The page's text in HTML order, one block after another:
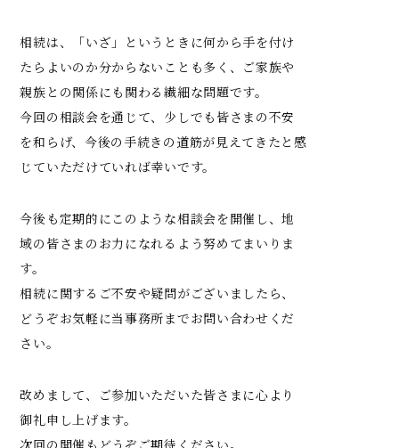
相続は、「いざ」というときに何から手を付け
たらよいのか分からないことも多く、ご家族や
親族との関係にも関わる繊細な問題です。
今回の相談会を通じて、少しでも皆さまの不安
を和らげ、今後の手続きの道筋が見えてきたと感
じていただけていれば幸いです。
今後も定期的にこのような相談会を開催し、地
域の皆さまのお力になれるよう努めてまいりま
す。
相続に関するご不安や疑問がございましたら、
どうぞお気軽に当事務所までお問い合わせくだ
さい。
改めまして、ご参加いただいた皆さまに心より
御礼申し上げます。
次回の開催もどうぞご期待ください。